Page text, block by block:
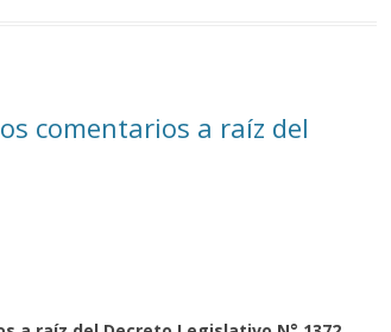
comentarios a raíz del